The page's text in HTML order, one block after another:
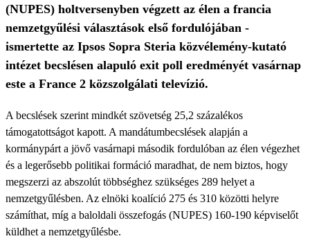
(NUPES) holtversenyben végzett az élen a francia
nemzetgyűlési választások első fordulójában -
ismertette az Ipsos Sopra Steria közvélemény-kutató
intézet becslésen alapuló exit poll eredményét vasárnap
este a France 2 közszolgálati televízió.
A becslések szerint mindkét szövetség 25,2 százalékos
támogatottságot kapott. A mandátumbecslések alapján a
kormánypárt a jövő vasárnapi második fordulóban az élen végezhet
és a legerősebb politikai formáció maradhat, de nem biztos, hogy
megszerzi az abszolút többséghez szükséges 289 helyet a
nemzetgyűlésben. Az elnöki koalíció 275 és 310 közötti helyre
számíthat, míg a baloldali összefogás (NUPES) 160-190 képviselőt
küldhet a nemzetgyűlésbe.